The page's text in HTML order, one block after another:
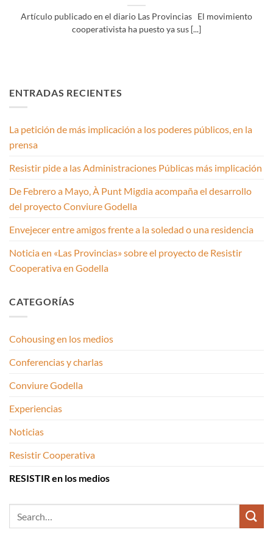
Artículo publicado en el diario Las Provincias El movimiento
cooperativista ha puesto ya sus [...]
ENTRADAS RECIENTES
La petición de más implicación a los poderes públicos, en la
prensa
Resistir pide a las Administraciones Públicas más implicación
De Febrero a Mayo, À Punt Migdia acompaña el desarrollo
del proyecto Conviure Godella
Envejecer entre amigos frente a la soledad o una residencia
Noticia en «Las Provincias» sobre el proyecto de Resistir
Cooperativa en Godella
CATEGORÍAS
Cohousing en los medios
Conferencias y charlas
Conviure Godella
Experiencias
Noticias
Resistir Cooperativa
RESISTIR en los medios